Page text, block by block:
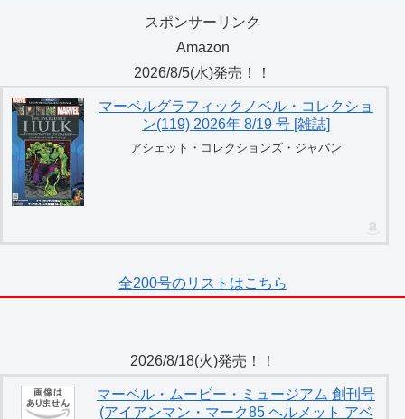
スポンサーリンク
Amazon
2026/8/5(水)発売！！
マーベルグラフィックノベル・コレクショ
ン(119) 2026年 8/19 号 [雑誌]
アシェット・コレクションズ・ジャパン
全200号のリストはこちら
2026/8/18(火)発売！！
マーベル・ムービー・ミュージアム 創刊号
(アイアンマン・マーク85 ヘルメット アベ